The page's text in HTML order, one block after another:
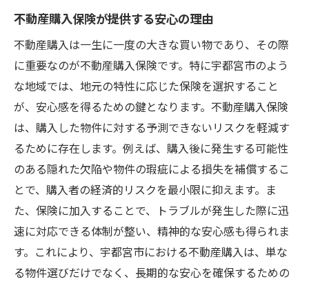
住宅市場の動向と保険の適用例
地域に根ざした保険プランの選び方
不動産購入で失敗しないための地域特化保
険活用法
地域特性を活かした保険の選択基準
宇都宮市における保険相談のメリット
市場動向を踏まえた不動産購入成功の秘訣とは
最新の市場動向を理解するためのポイント
宇都宮市の不動産市場におけるトレンド分
析
市場動向と保険選びの関連性
タイミング良く保険を選ぶためのヒント
不動産購入保険が提供する安心の理由
不動産購入は一生に一度の大きな買い物であり、その際
に重要なのが不動産購入保険です。特に宇都宮市のよう
な地域では、地元の特性に応じた保険を選択すること
が、安心感を得るための鍵となります。不動産購入保険
は、購入した物件に対する予測できないリスクを軽減す
るために存在します。例えば、購入後に発生する可能性
のある隠れた欠陥や物件の瑕疵による損失を補償するこ
とで、購入者の経済的リスクを最小限に抑えます。ま
た、保険に加入することで、トラブルが発生した際に迅
速に対応できる体制が整い、精神的な安心感も得られま
す。これにより、宇都宮市における不動産購入は、単な
る物件選びだけでなく、長期的な安心を確保するための